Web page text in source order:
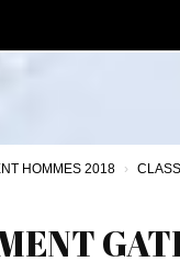
HOMMES 2018